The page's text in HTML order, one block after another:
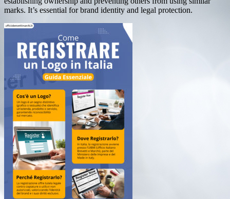
marks. It’s essential for brand identity and legal protection.